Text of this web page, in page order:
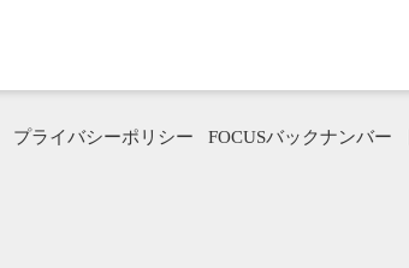
プライバシーポリシー FOCUSバックナンバー